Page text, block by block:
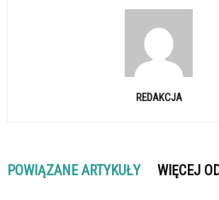
REDAKCJA
POWIĄZANE ARTYKUŁY WIĘCEJ